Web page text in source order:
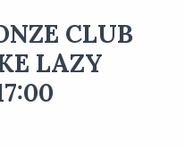
CLUB
LAZY